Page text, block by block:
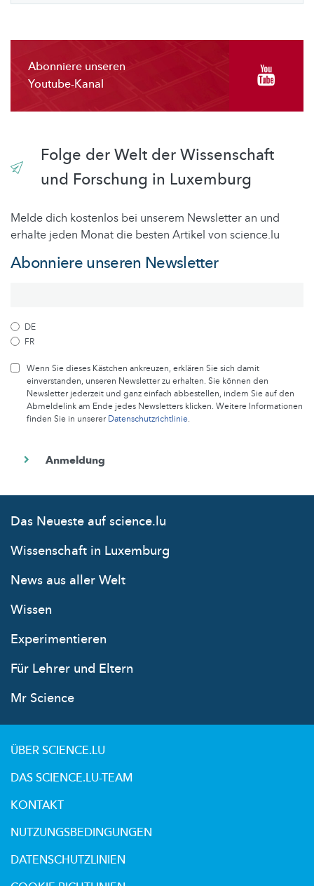
Abonniere unseren
Youtube-Kanal
Folge der Welt der Wissenschaft
und Forschung in Luxemburg
Melde dich kostenlos bei unserem Newsletter an und
erhalte jeden Monat die besten Artikel von science.lu
Abonniere unseren Newsletter
DE
FR
Wenn Sie dieses Kästchen ankreuzen, erklären Sie sich damit
einverstanden, unseren Newsletter zu erhalten. Sie können den
Newsletter jederzeit und ganz einfach abbestellen, indem Sie auf den
Abmeldelink am Ende jedes Newsletters klicken. Weitere Informationen
finden Sie in unsererDatenschutzrichtlinie.
Das Neueste auf science.lu
Wissenschaft in Luxemburg
News aus aller Welt
Wissen
Experimentieren
Für Lehrer und Eltern
Mr Science
ÜBER SCIENCE.LU
DAS SCIENCE.LU-TEAM
KONTAKT
NUTZUNGSBEDINGUNGEN
DATENSCHUTZLINIEN